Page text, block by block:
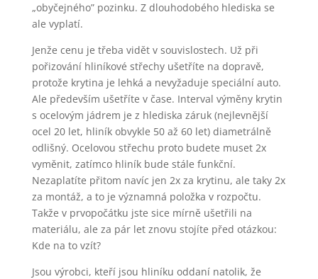
„obyčejného” pozinku. Z dlouhodobého hlediska se
ale vyplatí.
Jenže cenu je třeba vidět v souvislostech. Už při
pořizování hliníkové střechy ušetříte na dopravě,
protože krytina je lehká a nevyžaduje speciální auto.
Ale především ušetříte v čase. Interval výměny krytin
s ocelovým jádrem je z hlediska záruk (nejlevnější
ocel 20 let, hliník obvykle 50 až 60 let) diametrálně
odlišný. Ocelovou střechu proto budete muset 2x
vyměnit, zatímco hliník bude stále funkční.
Nezaplatíte přitom navíc jen 2x za krytinu, ale taky 2x
za montáž, a to je významná položka v rozpočtu.
Takže v prvopočátku jste sice mírně ušetřili na
materiálu, ale za pár let znovu stojíte před otázkou:
Kde na to vzít?
Jsou výrobci, kteří jsou hliníku oddaní natolik, že